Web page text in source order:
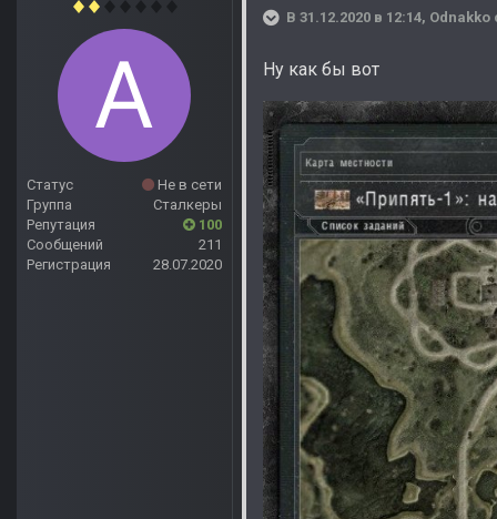
Статус
Не в сети
Группа
Сталкеры
Репутация
100
Сообщений
211
Регистрация
28.07.2020
В 31.12.2020 в 12:14, Odnakko
Ну как бы вот